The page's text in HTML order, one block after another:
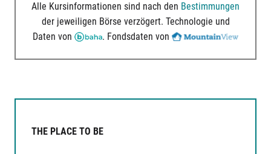
Alle Kursinformationen sind nach den Bestimmungen
der jeweiligen Börse verzögert. Technologie und
Daten von
. Fondsdaten von
THE PLACE TO BE